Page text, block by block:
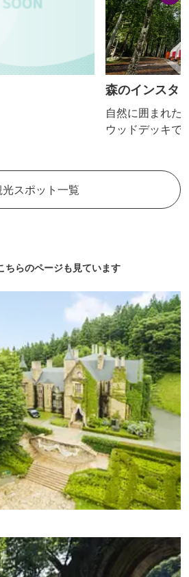
森のインスタ
自然に囲まれた
ウッドデッキで
な時間を体感
光スポット一覧
ちらのページも見ています